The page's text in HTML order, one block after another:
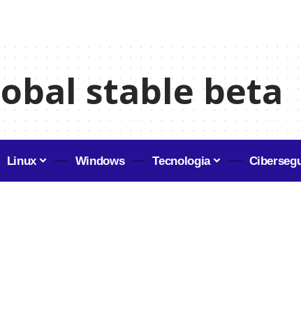
stable beta
Linux Windows Tecnologia